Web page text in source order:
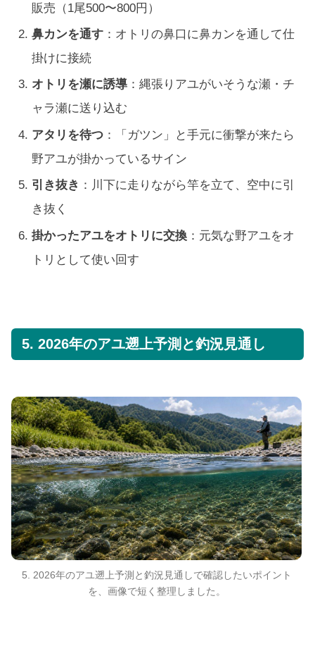
販売（1尾500〜800円）
鼻カンを通す ：オトリの鼻口に鼻カンを通して仕
掛けに接続
オトリを瀬に誘導 ：縄張りアユがいそうな瀬・チ
ャラ瀬に送り込む
アタリを待つ ：「ガツン」と手元に衝撃が来たら
野アユが掛かっているサイン
引き抜き ：川下に走りながら竿を立て、空中に引
き抜く
掛かったアユをオトリに交換 ：元気な野アユをオ
トリとして使い回す
5. 2026年のアユ遡上予測と釣況見通し
5. 2026年のアユ遡上予測と釣況見通しで確認したいポイント
を、画像で短く整理しました。